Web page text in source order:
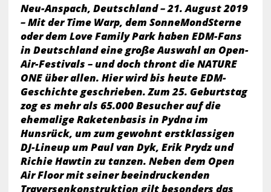
Neu-Anspach, Deutschland – 21. August 2019
– Mit der Time Warp, dem SonneMondSterne
oder dem Love Family Park haben EDM-Fans
in Deutschland eine große Auswahl an Open-
Air-Festivals – und doch thront die NATURE
ONE über allen. Hier wird bis heute EDM-
Geschichte geschrieben. Zum 25. Geburtstag
zog es mehr als 65.000 Besucher auf die
ehemalige Raketenbasis in Pydna im
Hunsrück, um zum gewohnt erstklassigen
DJ-Lineup um Paul van Dyk, Erik Prydz und
Richie Hawtin zu tanzen. Neben dem Open
Air Floor mit seiner beeindruckenden
Traversenkonstruktion gilt besonders das